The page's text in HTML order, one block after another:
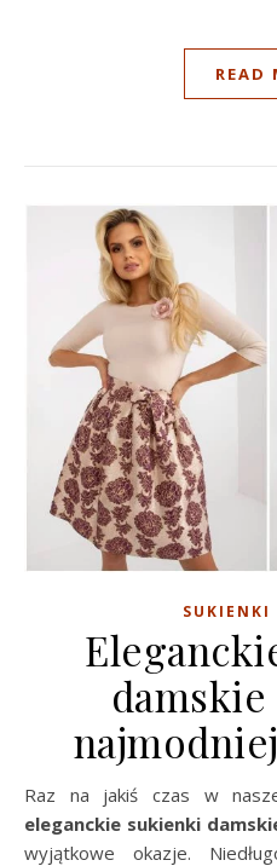
READ
SUKIENKI
Raz na jakiś czas w
eleganckie sukienki
wyjątkowe okazje.